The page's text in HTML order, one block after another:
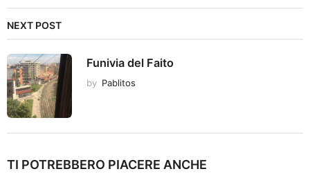
NEXT POST
Funivia del Faito
by Pablitos
TI POTREBBERO PIACERE ANCHE